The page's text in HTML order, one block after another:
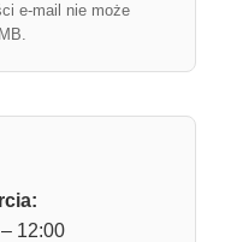
e-mail nie może
12:00